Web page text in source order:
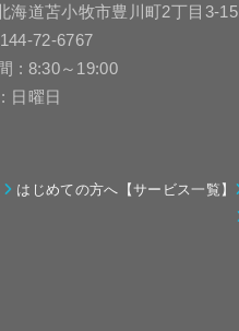
海道苫小牧市豊川町2丁目3-15
72-6767
: 8:30～19:00
日曜日
はじめての方へ【サービス一覧】